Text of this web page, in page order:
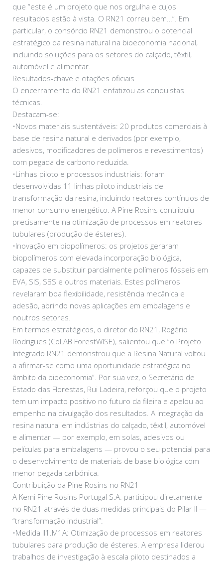
que “este é um projeto que nos orgulha e cujos
resultados estão à vista. O RN21 correu bem…”. Em
particular, o consórcio RN21 demonstrou o potencial
estratégico da resina natural na bioeconomia nacional,
incluindo soluções para os setores do calçado, têxtil,
automóvel e alimentar.
Resultados-chave e citações oficiais
O encerramento do RN21 enfatizou as conquistas
técnicas.
Destacam-se:
•Novos materiais sustentáveis: 20 produtos comerciais à
base de resina natural e derivados (por exemplo,
adesivos, modificadores de polímeros e revestimentos)
com pegada de carbono reduzida.
•Linhas piloto e processos industriais: foram
desenvolvidas 11 linhas piloto industriais de
transformação da resina, incluindo reatores contínuos de
menor consumo energético. A Pine Rosins contribuiu
precisamente na otimização de processos em reatores
tubulares (produção de ésteres).
•Inovação em biopolímeros: os projetos geraram
biopolímeros com elevada incorporação biológica,
capazes de substituir parcialmente polímeros fósseis em
EVA, SIS, SBS e outros materiais. Estes polímeros
revelaram boa flexibilidade, resistência mecânica e
adesão, abrindo novas aplicações em embalagens e
noutros setores.
Em termos estratégicos, o diretor do RN21, Rogério
Rodrigues (CoLAB ForestWISE), salientou que “o Projeto
Integrado RN21 demonstrou que a Resina Natural voltou
a afirmar-se como uma oportunidade estratégica no
âmbito da bioeconomia”. Por sua vez, o Secretário de
Estado das Florestas, Rui Ladeira, reforçou que o projeto
tem um impacto positivo no futuro da fileira e apelou ao
empenho na divulgação dos resultados. A integração da
resina natural em indústrias do calçado, têxtil, automóvel
e alimentar — por exemplo, em solas, adesivos ou
películas para embalagens — provou o seu potencial para
o desenvolvimento de materiais de base biológica com
menor pegada carbónica.
Contribuição da Pine Rosins no RN21
A Kemi Pine Rosins Portugal S.A. participou diretamente
no RN21 através de duas medidas principais do Pilar II —
“transformação industrial”:
•Medida II1.M1A: Otimização de processos em reatores
tubulares para produção de ésteres. A empresa liderou
trabalhos de investigação à escala piloto destinados a